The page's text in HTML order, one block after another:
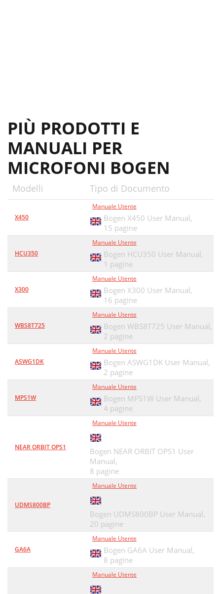
PIÙ PRODOTTI E
MANUALI PER
MICROFONI BOGEN
Modelli Tipo di Documento
X450
Manuale Utente
Bogen X450 User Manual,
15 pagine
HCU350
Manuale Utente
Bogen HCU350 User Manual,
1 pagine
X300
Manuale Utente
Bogen X300 User Manual,
16 pagine
WBS8T725
Manuale Utente
Bogen WBS8T725 User Manual,
2 pagine
ASWG1DK
Manuale Utente
Bogen ASWG1DK User Manual,
2 pagine
MPS1W
Manuale Utente
Bogen MPS1W User Manual,
4 pagine
NEAR ORBIT OPS1
Manuale Utente
Bogen NEAR ORBIT OPS1 User
Manual,
8 pagine
UDMS800BP
Manuale Utente
Bogen UDMS800BP User Manual,
20 pagine
GA6A
Manuale Utente
Bogen GA6A User Manual,
8 pagine
Manuale Utente